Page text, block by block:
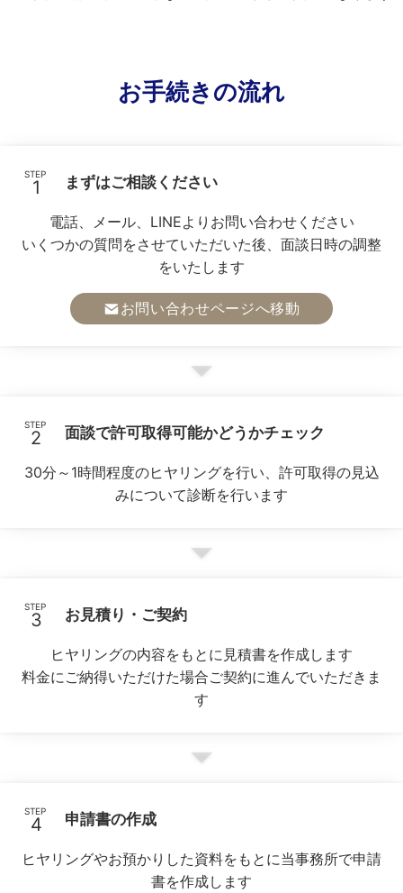
お手続きの流れ
STEP まずはご相談ください
電話、メール、LINEよりお問い合わせください
いくつかの質問をさせていただいた後、面談日時の調整
をいたします
お問い合わせページへ移動
STEP 面談で許可取得可能かどうかチェック
30分～1時間程度のヒヤリングを行い、許可取得の見込
みについて診断を行います
STEP お見積り・ご契約
ヒヤリングの内容をもとに見積書を作成します
料金にご納得いただけた場合ご契約に進んでいただきま
す
STEP 申請書の作成
ヒヤリングやお預かりした資料をもとに当事務所で申請
書を作成します